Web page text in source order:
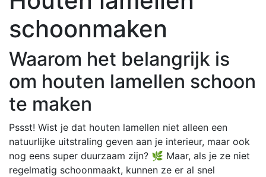
schoonmaken
Waarom het belangrijk is
om houten lamellen schoon
te maken
Pssst! Wist je dat houten lamellen niet alleen een
natuurlijke uitstraling geven aan je interieur, maar ook
nog eens super duurzaam zijn? 🌿 Maar, als je ze niet
regelmatig schoonmaakt, kunnen ze er al snel